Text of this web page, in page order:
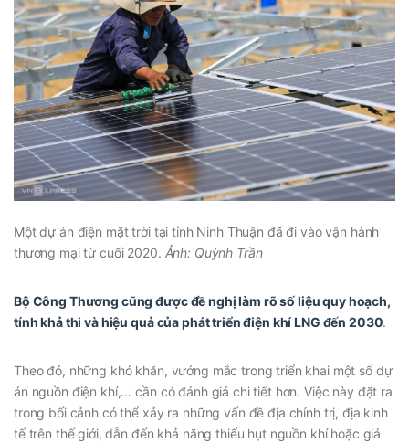
Một dự án điện mặt trời tại tỉnh Ninh Thuận đã đi vào vận hành
thương mại từ cuối 2020. Ảnh: Quỳnh Trần
Bộ Công Thương cũng được đề nghị làm rõ số liệu quy hoạch,
tính khả thi và hiệu quả của phát triển điện khí LNG đến 2030.
Theo đó, những khó khăn, vướng mắc trong triển khai một số dự
án nguồn điện khí,… cần có đánh giá chi tiết hơn. Việc này đặt ra
trong bối cảnh có thể xảy ra những vấn đề địa chính trị, địa kinh
tế trên thế giới, dẫn đến khả năng thiếu hụt nguồn khí hoặc giá